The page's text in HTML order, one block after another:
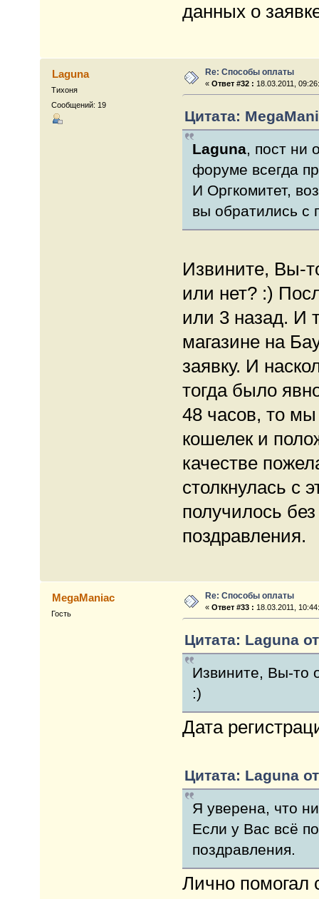
данных о
Laguna
Тихоня
Сообщений: 19
Re: Способы оплаты
«Ответ #32 : 18.03.2011,
Цитата:
Laguna , пост
форуме всегда
И Оргкомитет,
вы обратились с
Извините, Вы-
или нет? :)
или 3 назад. И
магазине на
заявку. И
тогда было
48 часов, то
кошелек и
качестве
столкнулась с
получилось
поздравления.
MegaManiac
Гость
Re: Способы оплаты
«Ответ #33 : 18.03.2011,
Цитата: Laguna
Извините, Вы-то
:)
Дата
Цитата: Laguna
Я уверена, что
Если у Вас всё
поздравления.
Лично помогал